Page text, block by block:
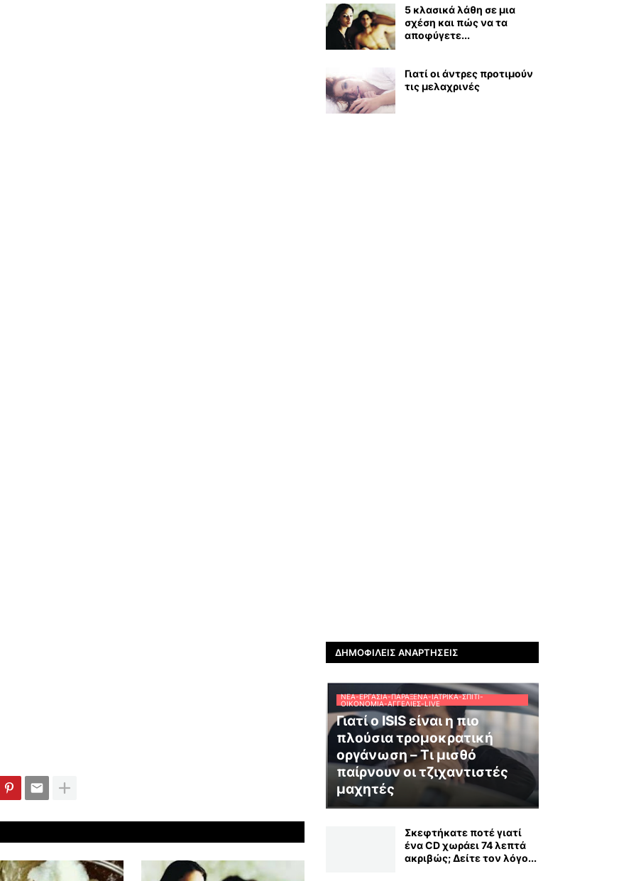
5 κλασικά λάθη σε μια
σχέση και πώς να τα
αποφύγετε...
Γιατί οι άντρες προτιμούν
τις μελαχρινές
ΔΗΜΟΦΙΛΕΊΣ ΑΝΑΡΤΉΣΕΙΣ
ΝΈΑ-ΕΡΓΑΣΊΑ-ΠΑΡΆΞΕΝΑ-ΙΑΤΡΙΚΆ-ΣΠΊΤΙ-
ΟΙΚΟΝΟΜΊΑ-ΑΓΓΕΛΊΕΣ-LIVE
Γιατί ο ISIS είναι η πιο
πλούσια τρομοκρατική
οργάνωση – Τι μισθό
παίρνουν οι τζιχαντιστές
μαχητές
Σκεφτήκατε ποτέ γιατί
ένα CD χωράει 74 λεπτά
ακριβώς; Δείτε τον λόγο...